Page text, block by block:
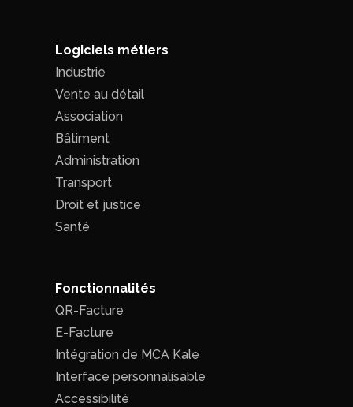
Logiciels métiers
Industrie
Vente au détail
Association
Bâtiment
Administration
Transport
Droit et justice
Santé
Fonctionnalités
QR-Facture
E-Facture
Intégration de MCA Kale
Interface personnalisable
Accessibilité